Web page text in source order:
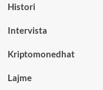
Histori
Intervista
Kriptomonedhat
Lajme